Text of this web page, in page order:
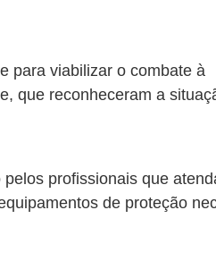
para viabilizar o combate à
que reconheceram a
profissionais que
de proteção